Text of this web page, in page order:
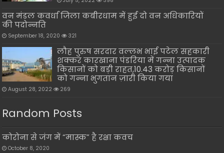
वन मंडल कवर्धा जिला कबीरधाम में हुई दो वन अधिकारियों
की पदोन्नति
September 18, 2020 321
लौह पुरुष सरदार वल्लभ भाई पटेल सहकारी
शक्कर कारखाना पंडरिया में गन्ना उत्पादक
किसानों को बड़ी राहत,10.43 करोड़ किसानों
को गन्ना भुगतान ज़ारी किया गया
August 28, 2022 269
Random Posts
कोरोना से जंग में “मास्क” है रक्षा कवच
October 8, 2020